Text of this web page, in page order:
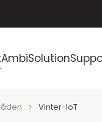
AmbiSolution
Vinter-IoT